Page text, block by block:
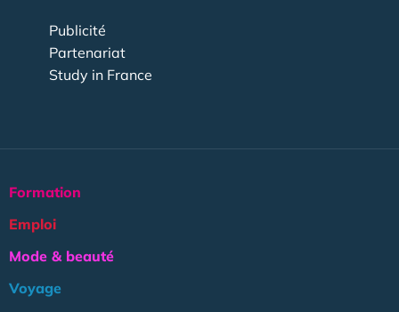
Publicité
Partenariat
Study in France
Formation
Emploi
Mode & beauté
Voyage